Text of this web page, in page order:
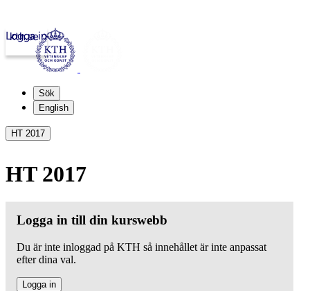
kth.se
Logga in
Sök
English
HT 2017
HT 2017
Logga in till din kurswebb
Du är inte inloggad på KTH så innehållet är inte anpassat
efter dina val.
Logga in